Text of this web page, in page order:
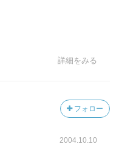
詳細をみる
フォロー
2004.10.10